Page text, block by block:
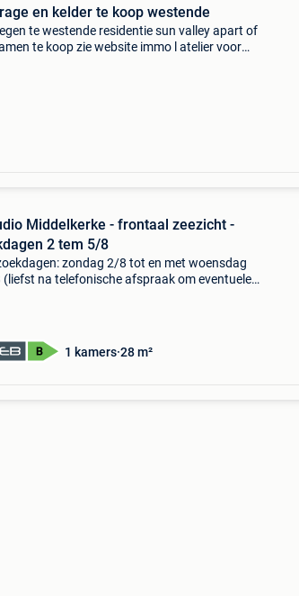
en kelder te koop westende
te westende residentie sun valley apart of
te koop zie website immo l atelier voor
Middelkerke - frontaal zeezicht -
2 tem 5/8
zondag 2/8 tot en met woensdag
(liefst na telefonische afspraak om eventuele
1 kamers 28 m²